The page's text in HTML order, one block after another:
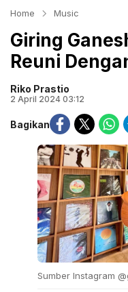
Home Music
Giring
Reuni
Riko Prastio
2 April 2024 03:12
Bagikan
Sumber Instagram